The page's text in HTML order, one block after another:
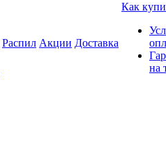
Распил Акции Доставка
Как
на